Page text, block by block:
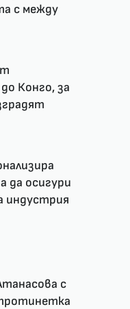
с между
Конго, за
да осигури
индустрия
с